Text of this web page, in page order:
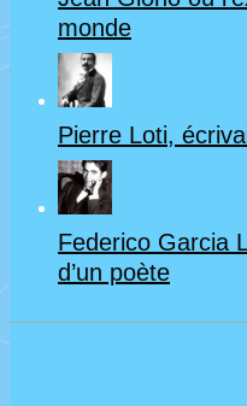
monde
Pierre Loti,
Federico Garcia
d’un poète